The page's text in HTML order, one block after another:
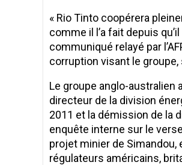
« Rio Tinto coopérera
comme il l’a fait depuis
communiqué relayé par
corruption visant le
Le groupe anglo-australien
directeur de la division
2011 et la démission de la
enquête interne sur le
projet minier de Simandou,
régulateurs américains,